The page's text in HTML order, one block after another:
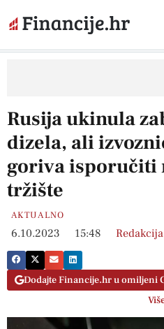
Rusija ukinula
dizela, ali
goriva isporučiti
tržište
AKTUALNO
6.10.2023 15:48
Dodajte Financije.hr u omiljeni